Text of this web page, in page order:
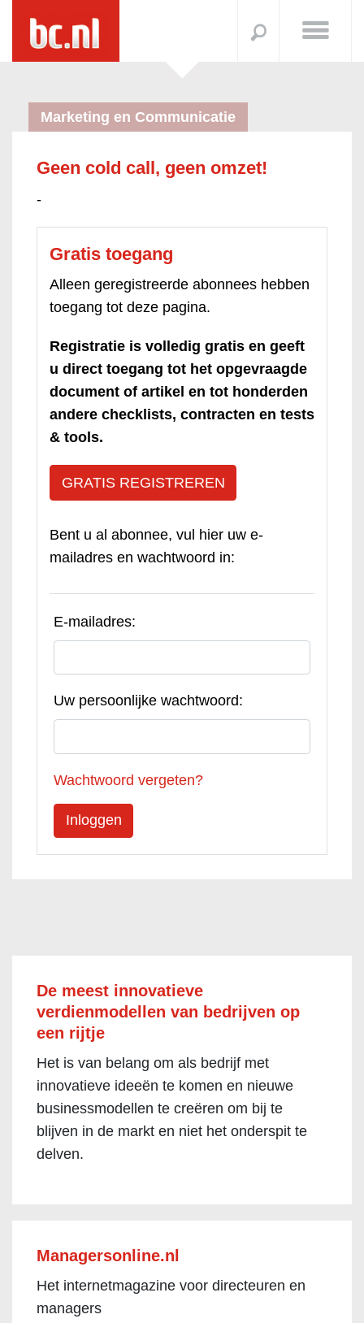
Marketing en Communicatie
Geen cold call, geen omzet!
-
Gratis toegang
Alleen geregistreerde abonnees hebben
toegang tot deze pagina.
Registratie is volledig gratis en geeft
u direct toegang tot het opgevraagde
document of artikel en tot honderden
andere checklists, contracten en tests
& tools.
GRATIS REGISTREREN
Bent u al abonnee, vul hier uw e-
mailadres en wachtwoord in:
E-mailadres:
Uw persoonlijke wachtwoord:
Wachtwoord vergeten?
De meest innovatieve
verdienmodellen van bedrijven op
een rijtje
Het is van belang om als bedrijf met
innovatieve ideeën te komen en nieuwe
businessmodellen te creëren om bij te
blijven in de markt en niet het onderspit te
delven.
Managersonline.nl
Het internetmagazine voor directeuren en
managers